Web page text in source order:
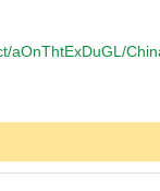
aOnThtExDuGL/